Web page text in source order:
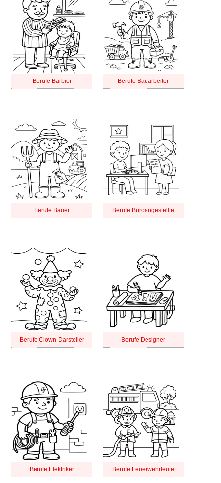
Berufe Barbier Berufe Bauarbeiter
Berufe Bauer Berufe Büroangestellte
Berufe Clown-Darsteller Berufe Designer
Berufe Elektriker Berufe Feuerwehrleute